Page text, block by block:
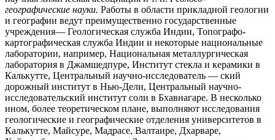
географические науки. Работы в области прикладной геологии
и географии ведут преимущественно государственные
учреждения— Геологическая служба Индии, Топографо-
картографическая служба Индии и некоторые национальные
лаборатории, например, Национальная металлургическая
лаборатория в Джамшедпуре, Институт стекла и керамики в
Калькутте, Центральный научно-исследователь — ский
дорожный институт в Нью-Дели, Центральный научно-
исследовательский институт соли в Бхавнагаре. В несколько
ином, более теоретическом плане, выполняют исследования
геологические и географические отделения университетов в
Калькутте, Майсуре, Мадрасе, Валтаире, Дхарваре,